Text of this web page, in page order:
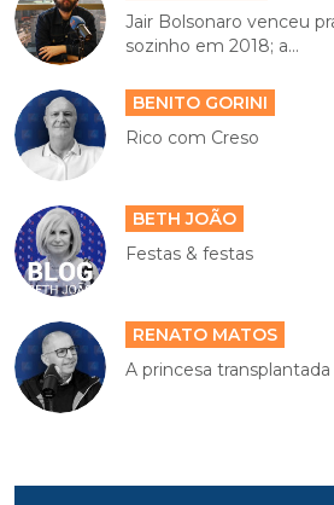
Jair Bolsonaro venceu
sozinho em 2018; a...
BENITO GORINI
Rico com Creso
BETH JOÃO
Festas & festas
RENATO MATOS
A princesa transplantada